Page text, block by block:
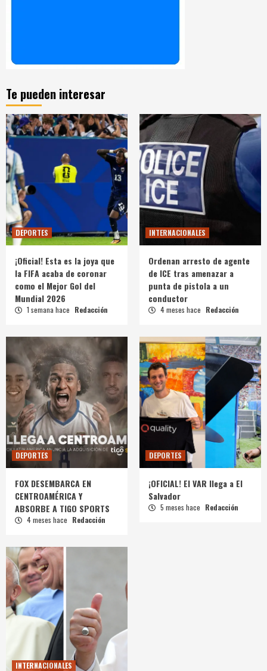
Te pueden interesar
DEPORTES
¡Oficial! Esta es la joya que
la FIFA acaba de coronar
como el Mejor Gol del
Mundial 2026
1 semana hace Redacción
INTERNACIONALES
Ordenan arresto de agente
de ICE tras amenazar a
punta de pistola a un
conductor
4 meses hace Redacción
DEPORTES
FOX DESEMBARCA EN
CENTROAMÉRICA Y
ABSORBE A TIGO SPORTS
4 meses hace Redacción
DEPORTES
¡OFICIAL! El VAR llega a El
Salvador
5 meses hace Redacción
INTERNACIONALES